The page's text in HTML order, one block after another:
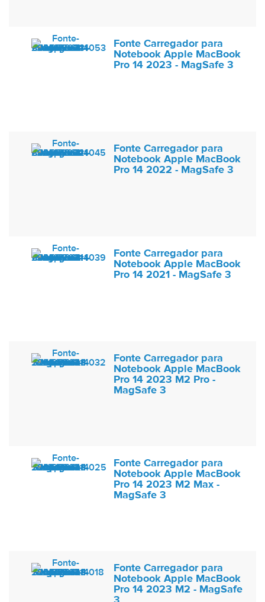
Fonte Carregador para
Notebook Apple MacBook
Pro 14 2023 - MagSafe 3
Fonte Carregador para
Notebook Apple MacBook
Pro 14 2022 - MagSafe 3
Fonte Carregador para
Notebook Apple MacBook
Pro 14 2021 - MagSafe 3
Fonte Carregador para
Notebook Apple MacBook
Pro 14 2023 M2 Pro -
MagSafe 3
Fonte Carregador para
Notebook Apple MacBook
Pro 14 2023 M2 Max -
MagSafe 3
Fonte Carregador para
Notebook Apple MacBook
Pro 14 2023 M2 - MagSafe